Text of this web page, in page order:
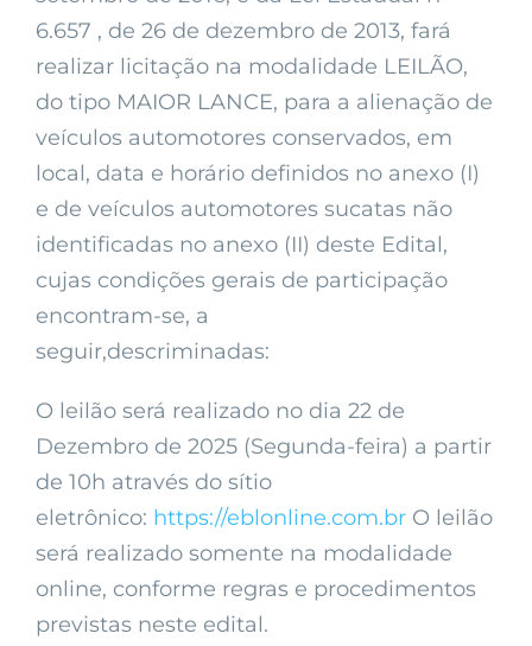
6.657 , de 26 de dezembro de 2013, fará
realizar licitação na modalidade LEILÃO,
do tipo MAIOR LANCE, para a alienação de
veículos automotores conservados, em
local, data e horário definidos no anexo (I)
e de veículos automotores sucatas não
identificadas no anexo (II) deste Edital,
cujas condições gerais de participação
encontram-se, a
seguir,descriminadas:
O leilão será realizado no dia 22 de
Dezembro de 2025 (Segunda-feira) a partir
de 10h através do sítio
eletrônico: https://eblonline.com.br O leilão
será realizado somente na modalidade
online, conforme regras e procedimentos
previstas neste edital.